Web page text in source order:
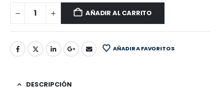
AÑADIR AL CARRITO
AÑADIR A FAVORITOS
DESCRIPCIÓN